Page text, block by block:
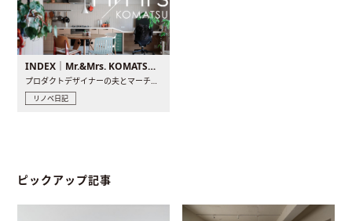
INDEX｜Mr.&Mrs. KOMATSU renovation diary
プロダクトデザイナーの夫とマーチャンダイザーの妻が、夫婦で..
リノベ日記
ピックアップ記事